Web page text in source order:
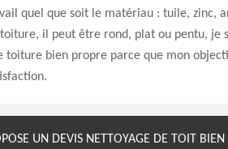
quel que soit le matériau : tuile, zinc,
il peut être rond, plat ou pentu, je
toiture bien propre parce que mon
UN DEVIS NETTOYAGE DE TOIT BIEN